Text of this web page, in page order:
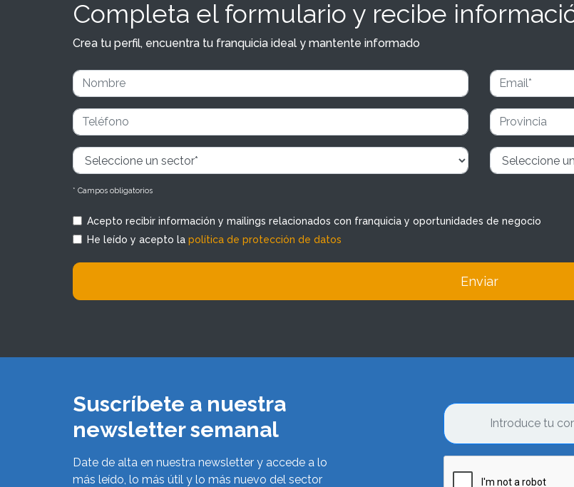
Completa el formulario y recibe
Crea tu perfil, encuentra tu franquicia ideal y mantente informado
* Campos obligatorios
Acepto recibir información y mailings relacionados con franquicia y oportunidades de negocio
He leído y acepto la política de protección de datos
Enviar
Suscríbete a nuestra
newsletter semanal
Date de alta en nuestra newsletter y accede a lo
más leído, lo más útil y lo más nuevo del sector